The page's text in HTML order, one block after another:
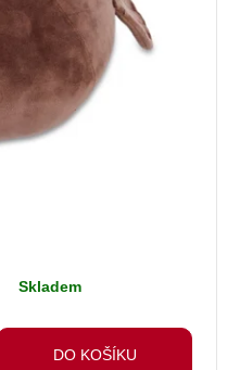
Skladem
DO KOŠÍKU